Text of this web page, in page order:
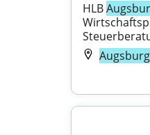
HLB
Augsburg